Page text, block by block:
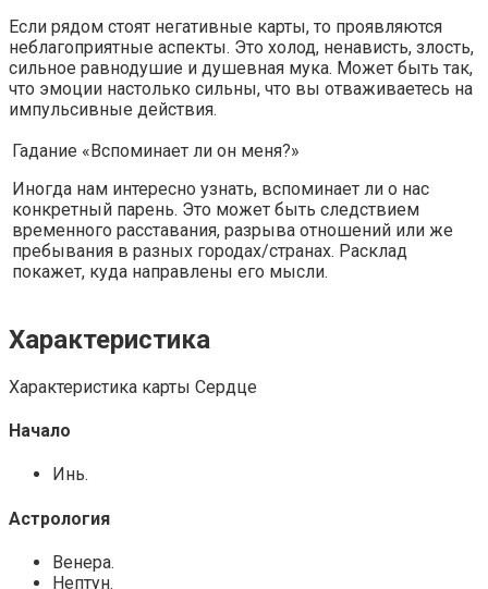
Если рядом стоят негативные карты, то проявляются
неблагоприятные аспекты. Это холод, ненависть, злость,
сильное равнодушие и душевная мука. Может быть так,
что эмоции настолько сильны, что вы отваживаетесь на
импульсивные действия.
Гадание «Вспоминает ли он меня?»
Иногда нам интересно узнать, вспоминает ли о нас
конкретный парень. Это может быть следствием
временного расставания, разрыва отношений или же
пребывания в разных городах/странах. Расклад
покажет, куда направлены его мысли.
Характеристика
Характеристика карты Сердце
Начало
Инь.
Астрология
Венера.
Нептун.